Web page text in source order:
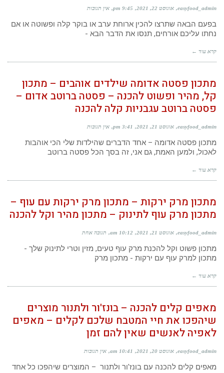
easyfood_admin אוגוסט 22, 2021 9:45 pm אין תגובות
בפעם הבאה שתרצו להכין ארוחת ערב או בוקר קלה ופשוטה או אם
נחתו עליכם אורחים, תנסו את הדבר הבא -
קרא עוד ←
מתכון פסטה אדומה שילדים אוהבים – מתכון
קל, מהיר ופשוט להכנה – פסטה ברוטב אדום –
פסטה ברוטב עגבניות קלה להכנה
easyfood_admin אוגוסט 21, 2021 3:41 pm אין תגובות
מתכון פסטה אדומה – אחד הדברים שהילדות שלי הכי אוהבות
לאכול, ולמען האמת, גם אני, זה בסך הכל פסטה ברוטב
קרא עוד ←
מתכון מרק ירקות – מתכון מרק ירקות עם עוף –
מתכון מרק עוף לתינוק – מתכון מהיר וקל להכנה
easyfood_admin אוגוסט 21, 2021 10:12 am תגובה אחת
מתכון פשוט וקל להכנת מרק עוף טעים, מזין וטרי לתינוק שלך -
מתכון למרק עוף עם ירקות - מתכון מרק
קרא עוד ←
מאפים קלים להכנה – בונז'ור ולתנור מוצרים
שיהפכו את חיי המטבח שלכם לקלים – מאפים
לאפיה לאנשים שאין להם זמן
easyfood_admin אוגוסט 20, 2021 10:41 am אין תגובות
מאפים קלים להכנה עם בונז'ור ולתנור – המוצרים שיהפכו כל אחד